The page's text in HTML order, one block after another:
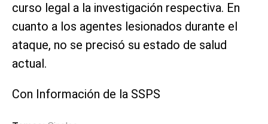
curso legal a la investigación respectiva. En
cuanto a los agentes lesionados durante el
ataque, no se precisó su estado de salud
actual.
Con Información de la SSPS